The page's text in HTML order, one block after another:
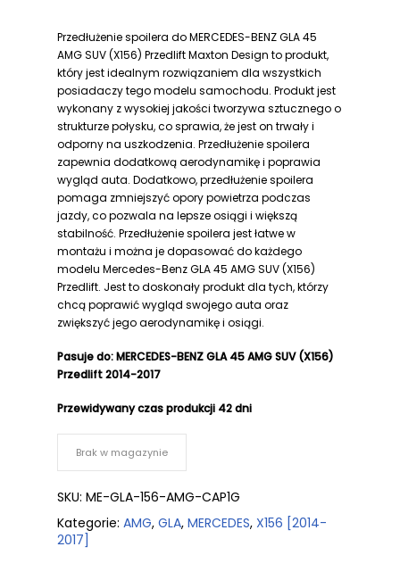
Przedłużenie spoilera do MERCEDES-BENZ GLA 45
AMG SUV (X156) Przedlift Maxton Design to produkt,
który jest idealnym rozwiązaniem dla wszystkich
posiadaczy tego modelu samochodu. Produkt jest
wykonany z wysokiej jakości tworzywa sztucznego o
strukturze połysku, co sprawia, że jest on trwały i
odporny na uszkodzenia. Przedłużenie spoilera
zapewnia dodatkową aerodynamikę i poprawia
wygląd auta. Dodatkowo, przedłużenie spoilera
pomaga zmniejszyć opory powietrza podczas
jazdy, co pozwala na lepsze osiągi i większą
stabilność. Przedłużenie spoilera jest łatwe w
montażu i można je dopasować do każdego
modelu Mercedes-Benz GLA 45 AMG SUV (X156)
Przedlift. Jest to doskonały produkt dla tych, którzy
chcą poprawić wygląd swojego auta oraz
zwiększyć jego aerodynamikę i osiągi.
Pasuje do: MERCEDES-BENZ GLA 45 AMG SUV (X156)
Przedlift 2014-2017
Przewidywany czas produkcji 42 dni
Brak w magazynie
SKU: ME-GLA-156-AMG-CAP1G
Kategorie: AMG, GLA, MERCEDES, X156 [2014-
2017]